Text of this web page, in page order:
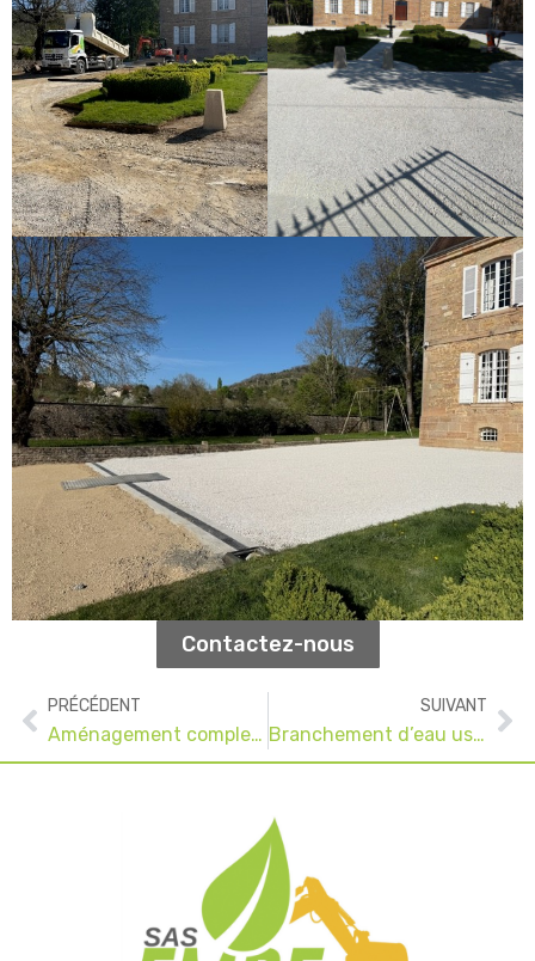
Contactez-nous
Précédent
PRÉCÉDENT
Aménagement complet d’une cour de maison à
SUIVANT
Branchement d’eau usée d’un bâtiment communal à Cousance (39)